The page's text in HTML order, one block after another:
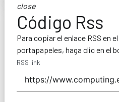
close
Código Rss
Para copiar el enlace RSS en el
portapapeles, haga clic en el
RSS link